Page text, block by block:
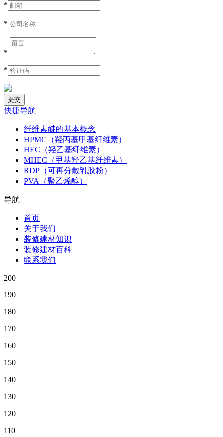
*
*
*
*
快捷导航
纤维素醚的基本概念
HPMC（羟丙基甲基纤维素）
HEC（羟乙基纤维素）
MHEC（甲基羟乙基纤维素）
RDP（可再分散乳胶粉）
PVA（聚乙烯醇）
导航
首页
关于我们
装修建材知识
装修建材百科
联系我们
200
190
180
170
160
150
140
130
120
110